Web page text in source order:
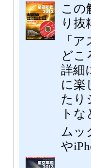
この
り抜
「
どこ
詳細
に楽
たり
ト
ムッ
や